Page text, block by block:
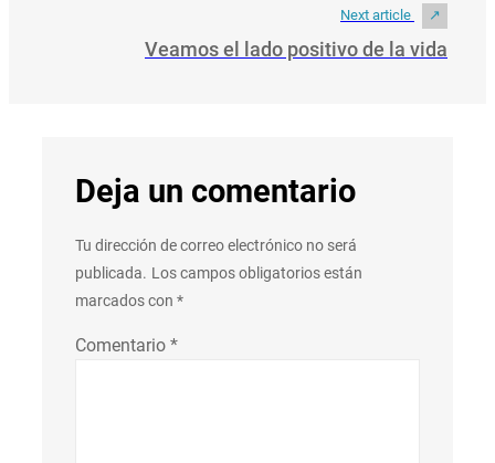
Next article
Veamos el lado positivo de la vida
Deja un comentario
Tu dirección de correo electrónico no será
publicada. Los campos obligatorios están
marcados con *
Comentario *